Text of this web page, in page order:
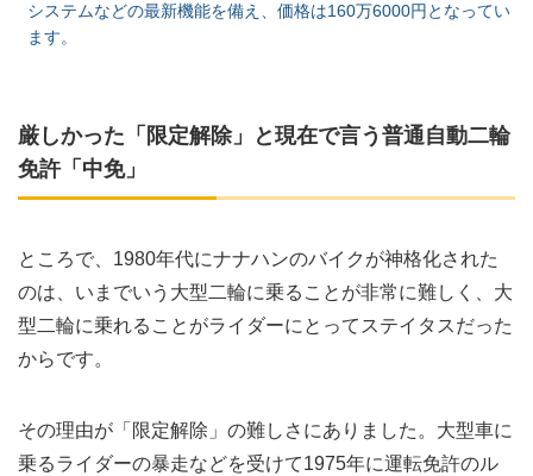
システムなどの最新機能を備え、価格は160万6000円となってい
ます。
厳しかった「限定解除」と現在で言う普通自動二輪
免許「中免」
ところで、1980年代にナナハンのバイクが神格化された
のは、いまでいう大型二輪に乗ることが非常に難しく、大
型二輪に乗れることがライダーにとってステイタスだった
からです。
その理由が「限定解除」の難しさにありました。大型車に
乗るライダーの暴走などを受けて1975年に運転免許のル